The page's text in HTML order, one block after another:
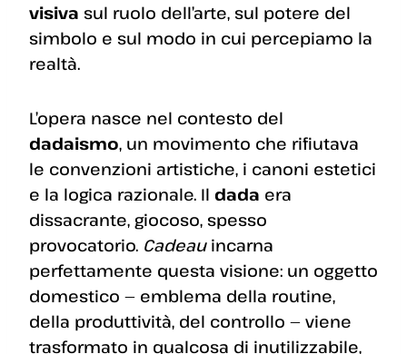
visiva sul ruolo dell’arte, sul potere del
simbolo e sul modo in cui percepiamo la
realtà.
L’opera nasce nel contesto del
dadaismo, un movimento che rifiutava
le convenzioni artistiche, i canoni estetici
e la logica razionale. Il dada era
dissacrante, giocoso, spesso
provocatorio. Cadeauincarna
perfettamente questa visione: un oggetto
domestico — emblema della routine,
della produttività, del controllo — viene
trasformato in qualcosa di inutilizzabile,